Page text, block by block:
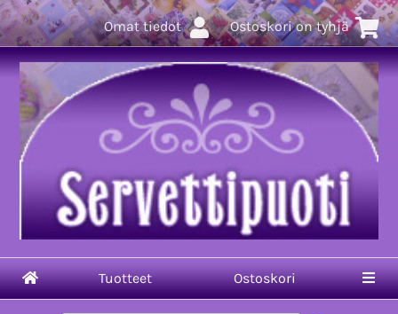
Omat tiedot Ostoskori on tyhjä
Tuotteet Ostoskori